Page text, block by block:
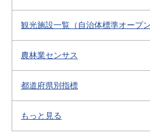
観光施設一覧（自治体標準オープ
農林業センサス
都道府県別指標
もっと見る